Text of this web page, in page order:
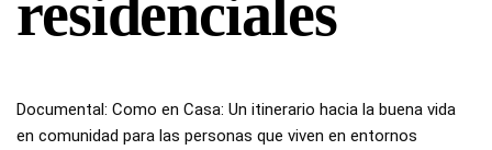
residenciales
Documental: Como en Casa: Un itinerario hacia la buena vida
en comunidad para las personas que viven en entornos